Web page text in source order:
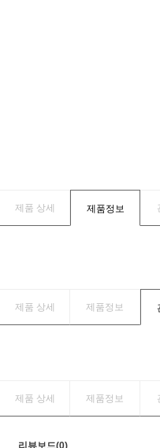
제품 상세 제품정보
제품 상세 제품정보
제품 상세 제품정보
리뷰보드(0)